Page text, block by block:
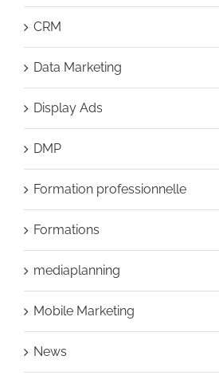
CRM
Data Marketing
Display Ads
DMP
Formation professionnelle
Formations
mediaplanning
Mobile Marketing
News